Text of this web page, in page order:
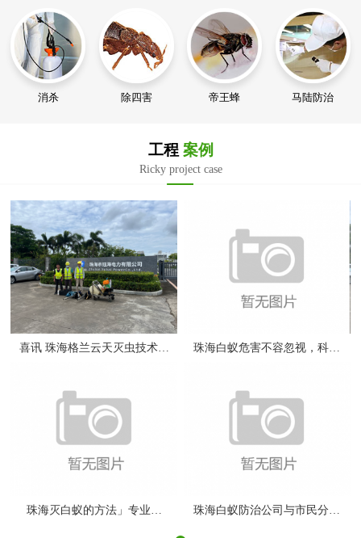
消杀 除四害 帝王蜂 马陆防治
工程 案例
Ricky project case
喜讯 珠海格兰云天灭虫技术中 珠海白蚁危害不容忽视，科学
珠海灭白蚁的方法」专业指 珠海白蚁防治公司与市民分享